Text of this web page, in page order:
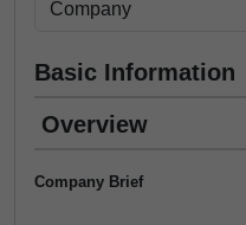
Basic Information
Overview
Company Brief